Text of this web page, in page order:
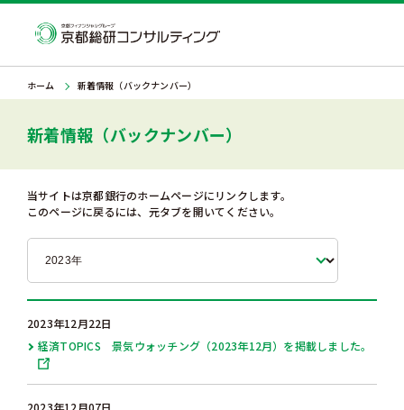
ホーム 新着情報（バックナンバー）
新着情報（バックナンバー）
当サイトは京都銀行のホームページにリンクします。
このページに戻るには、元タブを開いてください。
2023年12月22日
経済TOPICS 景気ウォッチング（2023年12月）を掲載しました。
2023年12月07日